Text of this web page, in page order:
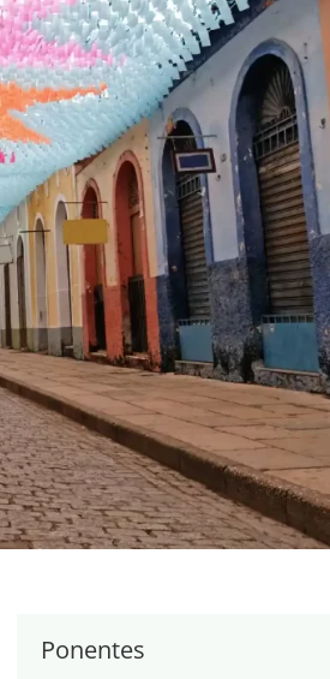
Ponentes